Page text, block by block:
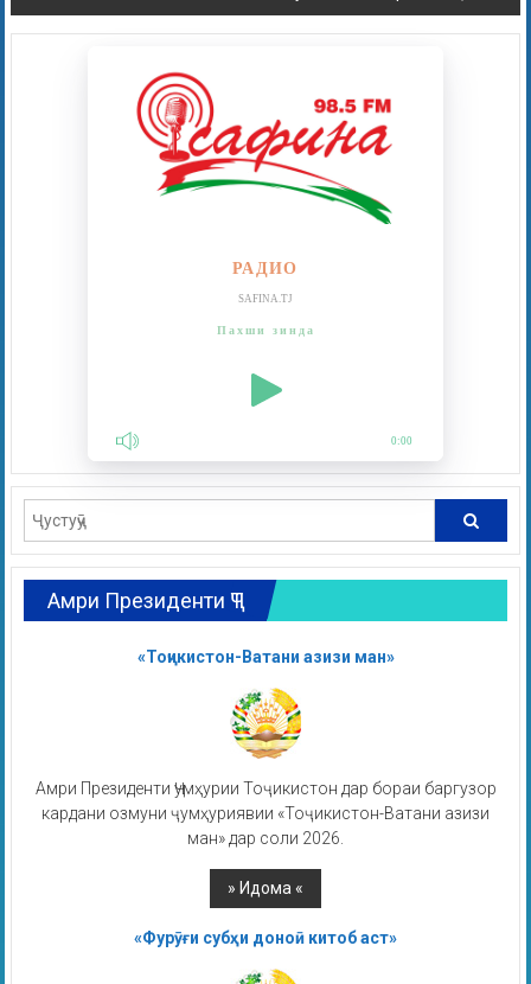
РАДИО
SAFINA.TJ
Пахши зинда
0:00
Амри Президенти ҶТ
«Тоҷикистон-Ватани азизи ман»
Амри Президенти Ҷумҳурии Тоҷикистон дар бораи баргузор
кардани озмуни ҷумҳуриявии «Тоҷикистон-Ватани азизи
ман» дар соли 2026.
«Фурӯғи субҳи доноӣ китоб аст»